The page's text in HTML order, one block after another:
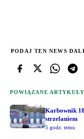
PODAJ TEN NEWS
POWIĄZANE ARTYKUŁY
Karbownik
strzelaniem
5 godz. temu